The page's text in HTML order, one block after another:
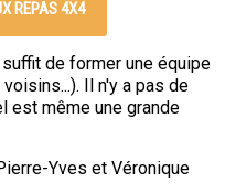
REPAS 4X4
de former une équipe
Il n'y a pas de
est même une grande
Yves et Véronique